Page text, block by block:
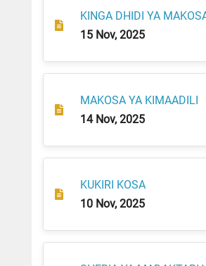
KINGA DHIDI YA
15 Nov, 2025
MAKOSA YA KIMAADILI
14 Nov, 2025
KUKIRI KOSA
10 Nov, 2025